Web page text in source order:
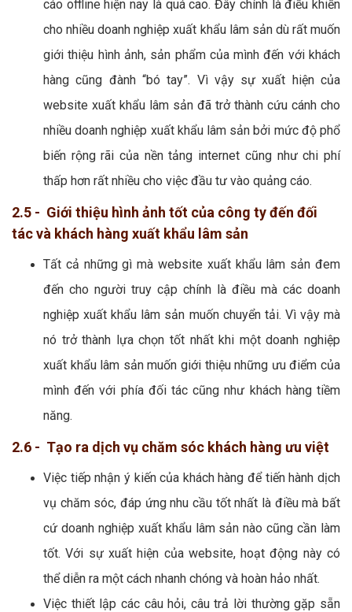
cáo offline hiện nay là quá cao. Đây chính là điều khiến
cho nhiều doanh nghiệp xuất khẩu lâm sản dù rất muốn
giới thiệu hình ảnh, sản phẩm của mình đến với khách
hàng cũng đành “bó tay”. Vì vậy sự xuất hiện của
website xuất khẩu lâm sản đã trở thành cứu cánh cho
nhiều doanh nghiệp xuất khẩu lâm sản bởi mức độ phổ
biến rộng rãi của nền tảng internet cũng như chi phí
thấp hơn rất nhiều cho việc đầu tư vào quảng cáo.
2.5 - Giới thiệu hình ảnh tốt của công ty đến đối
tác và khách hàng xuất khẩu lâm sản
Tất cả những gì mà website xuất khẩu lâm sản đem
đến cho người truy cập chính là điều mà các doanh
nghiệp xuất khẩu lâm sản muốn chuyển tải. Vì vậy mà
nó trở thành lựa chọn tốt nhất khi một doanh nghiệp
xuất khẩu lâm sản muốn giới thiệu những ưu điểm của
mình đến với phía đối tác cũng như khách hàng tiềm
năng.
2.6 - Tạo ra dịch vụ chăm sóc khách hàng ưu việt
Việc tiếp nhận ý kiến của khách hàng để tiến hành dịch
vụ chăm sóc, đáp ứng nhu cầu tốt nhất là điều mà bất
cứ doanh nghiệp xuất khẩu lâm sản nào cũng cần làm
tốt. Với sự xuất hiện của website, hoạt động này có
thể diễn ra một cách nhanh chóng và hoàn hảo nhất.
Việc thiết lập các câu hỏi, câu trả lời thường gặp sẵn